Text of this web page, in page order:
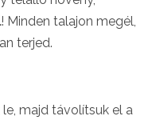
! Minden talajon megél,
terjed.
majd távolítsuk el a